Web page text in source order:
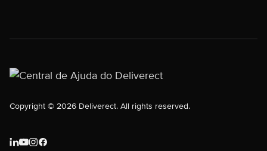
Copyright © 2026 Deliverect. All rights reserved.